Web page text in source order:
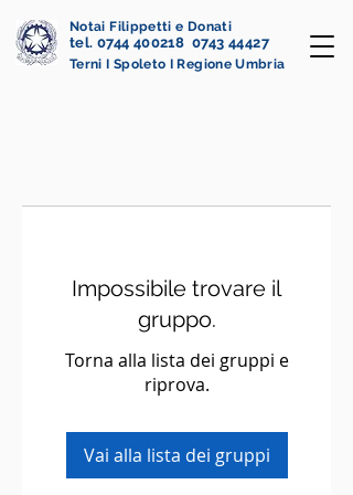
Notai Filippetti e Donati
tel. 0744 400218 0743 44427
Terni I Spoleto I Regione Umbria
Impossibile trovare il
gruppo.
Torna alla lista dei gruppi e
riprova.
Vai alla lista dei gruppi